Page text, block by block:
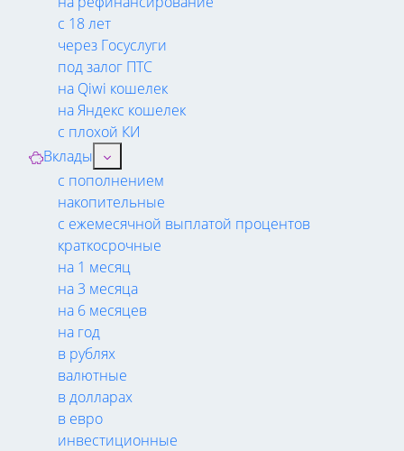
с 18 лет
через Госуслуги
под залог ПТС
на Qiwi кошелек
на Яндекс кошелек
с плохой КИ
Вклады
с пополнением
накопительные
с ежемесячной выплатой процентов
краткосрочные
на 1 месяц
на 3 месяца
на 6 месяцев
на год
в рублях
валютные
в долларах
в евро
инвестиционные